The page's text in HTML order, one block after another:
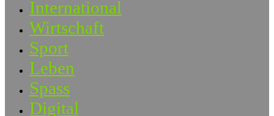
International
Wirtschaft
Sport
Leben
Spass
Digital